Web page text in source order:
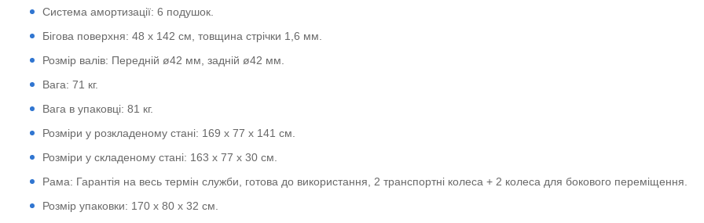
Система амортизації: 6 подушок.
Бігова поверхня: 48 x 142 см, товщина стрічки 1,6 мм.
Розмір валів: Передній ø42 мм, задній ø42 мм.
Вага: 71 кг.
Вага в упаковці: 81 кг.
Розміри у розкладеному стані: 169 x 77 x 141 см.
Розміри у складеному стані: 163 x 77 x 30 см.
Рама: Гарантія на весь термін служби, готова до використання, 2 транспортні колеса + 2 колеса для бокового переміщення.
Розмір упаковки: 170 x 80 x 32 см.